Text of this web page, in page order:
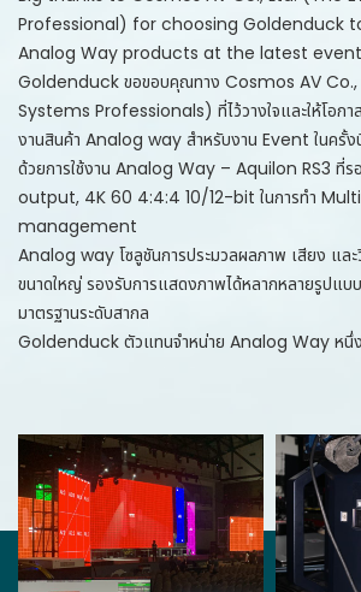
Professional) for choosing Goldenduck
Analog Way products at the latest
Goldenduck ขอขอบคุณทาง Cosmos AV
Systems Professionals) ที่ไว้วางใจและให้โอกา
งานสินค้า Analog way สำหรับงาน Event ในครั้ง
ด้วยการใช้งาน Analog Way – Aquilon RS3 ที่
output, 4K 60 4:4:4 10/12-bit ในการทำ
management
Analog way โซลูชันการประมวลผลภาพ เสียง แล
ขนาดใหญ่ รองรับการแสดงภาพได้หลากหลายรูปแบ
มาตรฐานระดับสากล
Goldenduck ตัวแทนจำหน่าย Analog Way หนึ่งเ